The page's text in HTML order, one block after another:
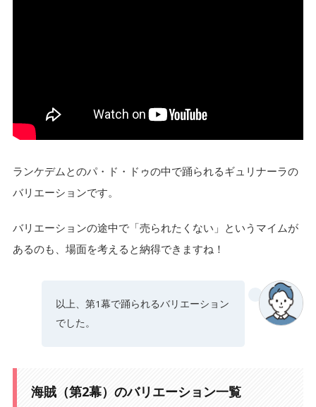
ランケデムとのパ・ド・ドゥの中で踊られるギュリナーラの
バリエーションです。
バリエーションの途中で「売られたくない」というマイムが
あるのも、場面を考えると納得できますね！
以上、第1幕で踊られるバリエーション
でした。
海賊（第2幕）のバリエーション一覧